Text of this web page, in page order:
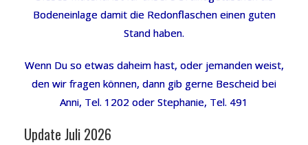
Bodeneinlage damit die Redonflaschen einen guten
Stand haben.
Wenn Du so etwas daheim hast, oder jemanden weist,
den wir fragen können, dann gib gerne Bescheid bei
Anni, Tel. 1202 oder Stephanie, Tel. 491
Update Juli 2026